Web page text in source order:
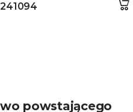
powstającego